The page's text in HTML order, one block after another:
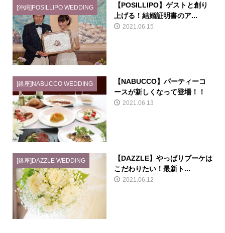
[沖縄]POSILLIPO WEDDING
【POSILLIPO】ゲストと創り
上げる！結婚証明書のア...
2021.06.15
[銀座]NABUCCO WEDDING
【NABUCCO】パーティーコ
ースが新しくなって登場！！
2021.06.13
[銀座]DAZZLE WEDDING
【DAZZLE】やっぱりブーケは
こだわりたい！最新ト...
2021.06.12